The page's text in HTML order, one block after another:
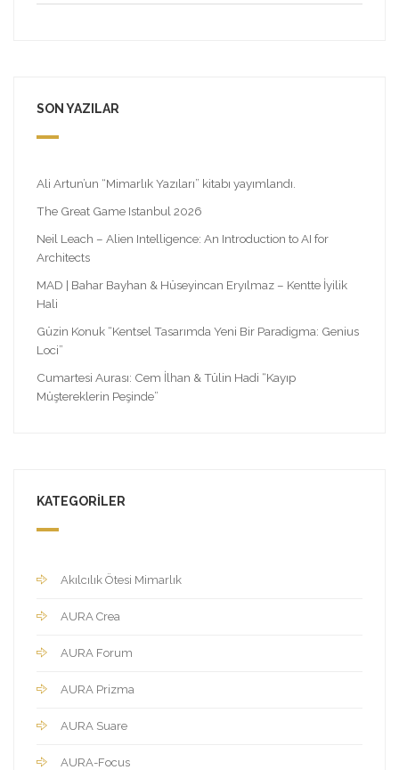
SON YAZILAR
Ali Artun’un “Mimarlık Yazıları” kitabı yayımlandı.
The Great Game Istanbul 2026
Neil Leach – Alien Intelligence: An Introduction to AI for
Architects
MAD | Bahar Bayhan & Hüseyincan Eryılmaz – Kentte İyilik
Hali
Güzin Konuk “Kentsel Tasarımda Yeni Bir Paradigma: Genius
Loci”
Cumartesi Aurası: Cem İlhan & Tülin Hadi “Kayıp
Müştereklerin Peşinde”
KATEGORILER
Akılcılık Ötesi Mimarlık
AURA Crea
AURA Forum
AURA Prizma
AURA Suare
AURA-Focus